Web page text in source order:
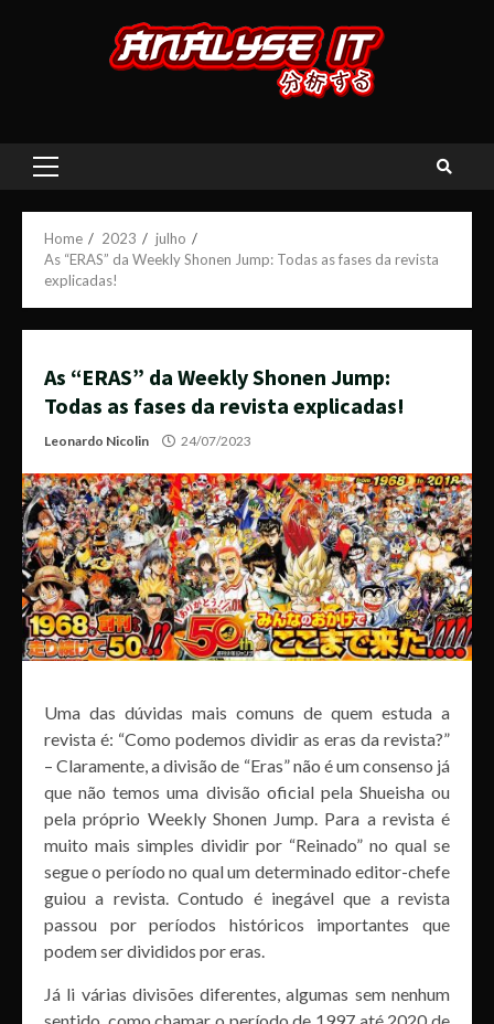
Primary
Home 2023
julho
As “ERAS” da Weekly Shonen Jump: Todas as fases da revista
explicadas!
As “ERAS” da Weekly Shonen Jump:
Todas as fases da revista explicadas!
Leonardo Nicolin 24/07/2023
Uma das dúvidas mais comuns de quem estuda a
revista é: “Como podemos dividir as eras da revista?”
– Claramente, a divisão de “Eras” não é um consenso já
que não temos uma divisão oficial pela Shueisha ou
pela próprio Weekly Shonen Jump. Para a revista é
muito mais simples dividir por “Reinado” no qual se
segue o período no qual um determinado editor-chefe
guiou a revista. Contudo é inegável que a revista
passou por períodos históricos importantes que
podem ser divididos por eras.
Já li várias divisões diferentes, algumas sem nenhum